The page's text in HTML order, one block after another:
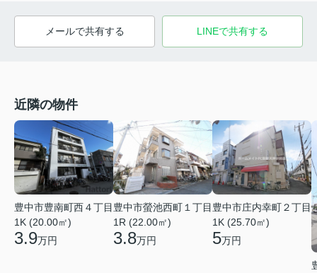
メールで共有する LINEで共有する
近隣の物件
豊中市豊南町西４丁目
1K (20.00㎡)
3.9万円
豊中市螢池西町１丁目
1R (22.00㎡)
3.8万円
豊中市庄内幸町２丁目
1K (25.70㎡)
5万円